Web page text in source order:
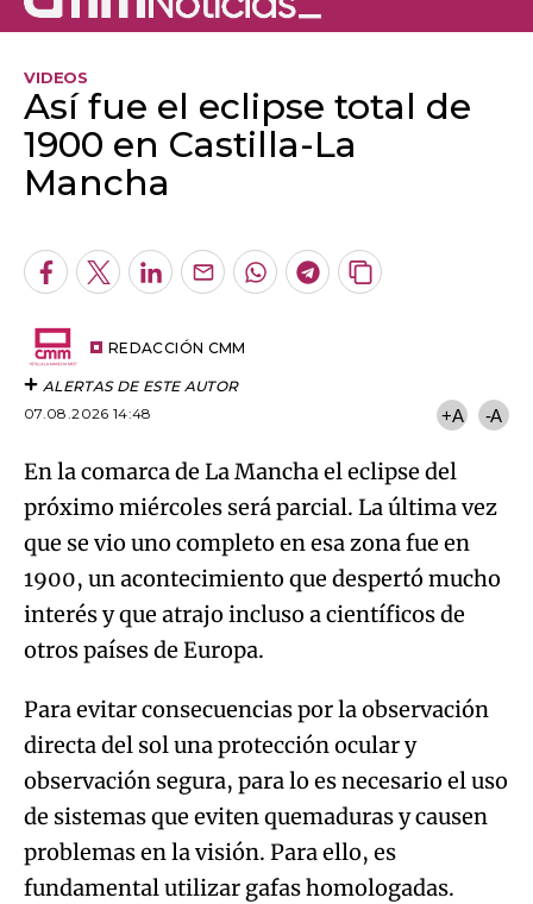
VIDEOS
Así fue el eclipse total de
1900 en Castilla-La
Mancha
Facebook
TwitterLinkedInEnviarWhatsapp
Telegram
Copiar
REDACCIÓN CMM
ALERTAS DE ESTE AUTOR
07.08.2026 14:48
+A -A
En la comarca de La Mancha el eclipse del
próximo miércoles será parcial. La última vez
que se vio uno completo en esa zona fue en
1900, un acontecimiento que despertó mucho
interés y que atrajo incluso a científicos de
otros países de Europa.
Para evitar consecuencias por la observación
directa del sol una protección ocular y
observación segura, para lo es necesario el uso
de sistemas que eviten quemaduras y causen
problemas en la visión. Para ello, es
fundamental utilizar gafas homologadas.